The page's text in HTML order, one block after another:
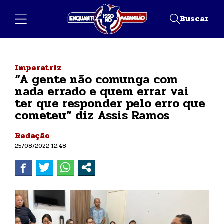
Buscar
Imperatriz
“A gente não comunga com
nada errado e quem errar vai
ter que responder pelo erro que
cometeu” diz Assis Ramos
Redação
25/08/2022 12:48